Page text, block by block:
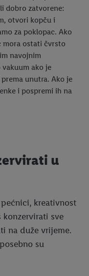
dobro zatvorene:
otvori kopču i
za poklopac. Ako
mora ostati čvrsto
navojnim
ako je
unutra. Ako je
i pospremi ih na
u
kreativnost
konzervirati sve
na duže vrijeme.
su